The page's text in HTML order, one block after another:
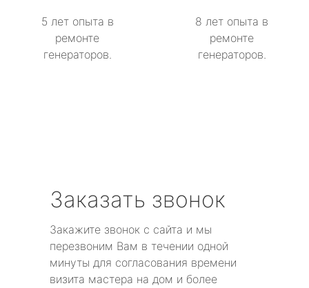
5 лет опыта в
ремонте
генераторов.
8 лет опыта в
ремонте
генераторов.
Заказать звонок
Закажите звонок с сайта и мы
перезвоним Вам в течении одной
минуты для согласования времени
визита мастера на дом и более